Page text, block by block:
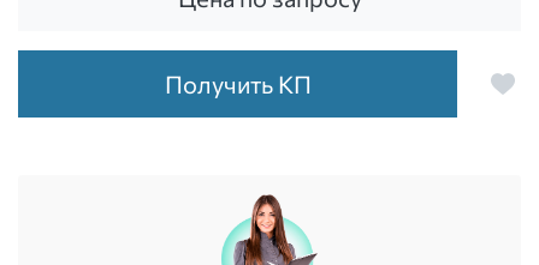
Получить КП